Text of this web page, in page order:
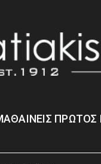
ΠΡΏΤΟΣ